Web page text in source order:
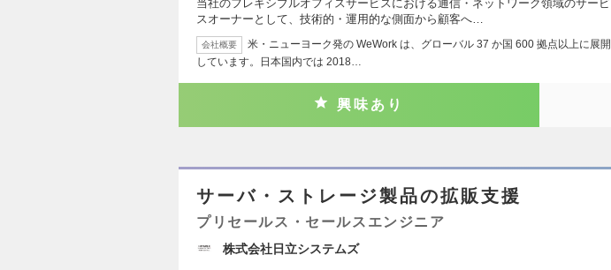
当社のフレキシブルオフィスサービスにおける通信・ネットワーク領域のサービ
スオーナーとして、技術的・運用的な側面から顧客へ…
会社概要
米・ニューヨーク発の WeWork は、グローバル 37 か国 600 拠点以上に展開
しています。日本国内では 2018…
興味あり
サーバ・ストレージ製品の拡販支援
プリセールス・セールスエンジニア
株式会社日立システムズ